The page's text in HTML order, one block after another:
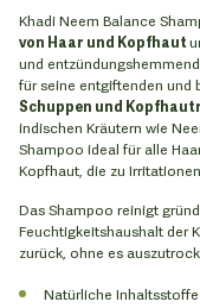
Khadi Neem Balance
von Haar und Kopfhaut
und
für seine entgiftenden und
Schuppen und
indischen Kräutern wie
Shampoo ideal für alle
Kopfhaut, die zu
Das Shampoo reinigt
Feuchtigkeitshaushalt der
zurück, ohne es
Natürliche